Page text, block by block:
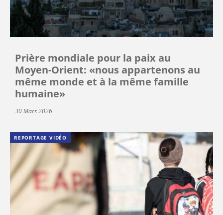
Prière mondiale pour la paix au
Moyen-Orient: «nous appartenons au
même monde et à la même famille
humaine»
30 Mars 2026
REPORTAGE VIDÉO